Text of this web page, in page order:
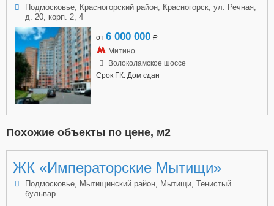
Подмосковье, Красногорский район, Красногорск, ул. Речная,
д. 20, корп. 2, 4
от 6 000 000 a
Митино
Волоколамское шоссе
Срок ГК: Дом сдан
Похожие объекты по цене, м2
ЖК «Императорские Мытищи»
Подмосковье, Мытищинский район, Мытищи, Тенистый
бульвар